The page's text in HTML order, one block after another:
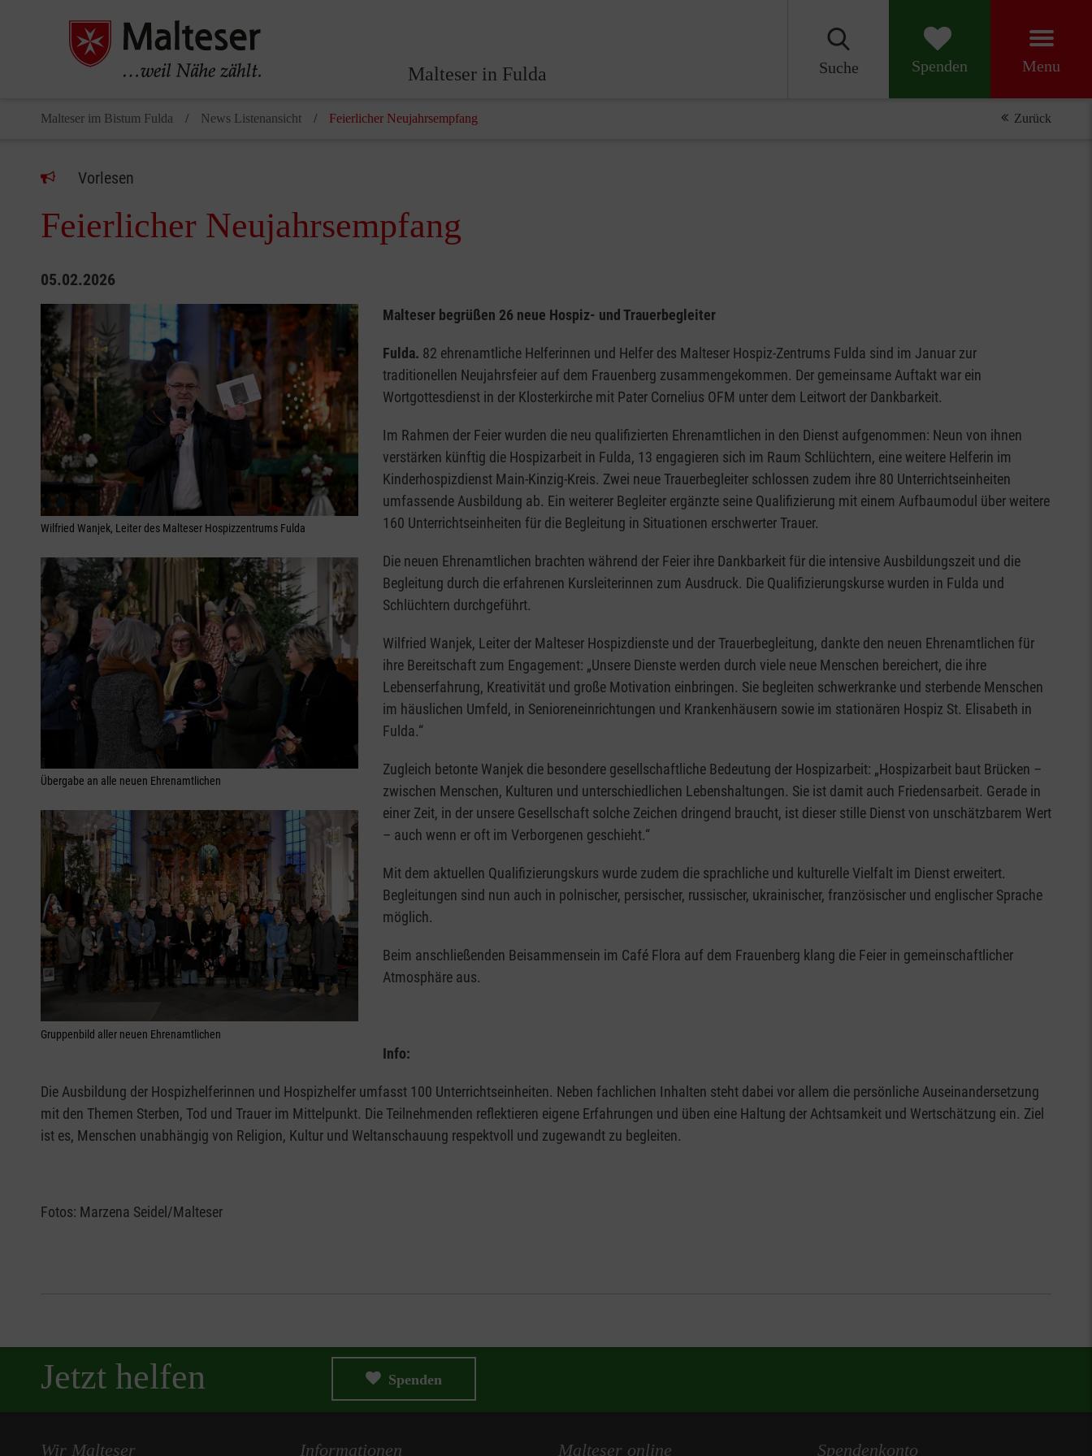
Malteser in Fulda Suche Spenden Menu
Malteser im Bistum Fulda News Listenansicht Feierlicher Neujahrsempfang Zurück
Vorlesen
Feierlicher Neujahrsempfang
05.02.2026
Wilfried Wanjek, Leiter des Malteser Hospizzentrums Fulda
Übergabe an alle neuen Ehrenamtlichen
Gruppenbild aller neuen Ehrenamtlichen
Malteser begrüßen 26 neue Hospiz- und Trauerbegleiter
Fulda. 82 ehrenamtliche Helferinnen und Helfer des Malteser Hospiz-Zentrums Fulda sind im Januar zur
traditionellen Neujahrsfeier auf dem Frauenberg zusammengekommen. Der gemeinsame Auftakt war ein
Wortgottesdienst in der Klosterkirche mit Pater Cornelius OFM unter dem Leitwort der Dankbarkeit.
Im Rahmen der Feier wurden die neu qualifizierten Ehrenamtlichen in den Dienst aufgenommen: Neun von ihnen
verstärken künftig die Hospizarbeit in Fulda, 13 engagieren sich im Raum Schlüchtern, eine weitere Helferin im
Kinderhospizdienst Main-Kinzig-Kreis. Zwei neue Trauerbegleiter schlossen zudem ihre 80 Unterrichtseinheiten
umfassende Ausbildung ab. Ein weiterer Begleiter ergänzte seine Qualifizierung mit einem Aufbaumodul über weitere
160 Unterrichtseinheiten für die Begleitung in Situationen erschwerter Trauer.
Die neuen Ehrenamtlichen brachten während der Feier ihre Dankbarkeit für die intensive Ausbildungszeit und die
Begleitung durch die erfahrenen Kursleiterinnen zum Ausdruck. Die Qualifizierungskurse wurden in Fulda und
Schlüchtern durchgeführt.
Wilfried Wanjek, Leiter der Malteser Hospizdienste und der Trauerbegleitung, dankte den neuen Ehrenamtlichen für
ihre Bereitschaft zum Engagement: „Unsere Dienste werden durch viele neue Menschen bereichert, die ihre
Lebenserfahrung, Kreativität und große Motivation einbringen. Sie begleiten schwerkranke und sterbende Menschen
im häuslichen Umfeld, in Senioreneinrichtungen und Krankenhäusern sowie im stationären Hospiz St. Elisabeth in
Fulda.“
Zugleich betonte Wanjek die besondere gesellschaftliche Bedeutung der Hospizarbeit: „Hospizarbeit baut Brücken –
zwischen Menschen, Kulturen und unterschiedlichen Lebenshaltungen. Sie ist damit auch Friedensarbeit. Gerade in
einer Zeit, in der unsere Gesellschaft solche Zeichen dringend braucht, ist dieser stille Dienst von unschätzbarem Wert
– auch wenn er oft im Verborgenen geschieht.“
Mit dem aktuellen Qualifizierungskurs wurde zudem die sprachliche und kulturelle Vielfalt im Dienst erweitert.
Begleitungen sind nun auch in polnischer, persischer, russischer, ukrainischer, französischer und englischer Sprache
möglich.
Beim anschließenden Beisammensein im Café Flora auf dem Frauenberg klang die Feier in gemeinschaftlicher
Atmosphäre aus.
Info:
Die Ausbildung der Hospizhelferinnen und Hospizhelfer umfasst 100 Unterrichtseinheiten. Neben fachlichen Inhalten steht dabei vor allem die persönliche Auseinandersetzung
mit den Themen Sterben, Tod und Trauer im Mittelpunkt. Die Teilnehmenden reflektieren eigene Erfahrungen und üben eine Haltung der Achtsamkeit und Wertschätzung ein. Ziel
ist es, Menschen unabhängig von Religion, Kultur und Weltanschauung respektvoll und zugewandt zu begleiten.
Fotos: Marzena Seidel/Malteser
Jetzt helfen Spenden
Wir Malteser Informationen Malteser online Spendenkonto